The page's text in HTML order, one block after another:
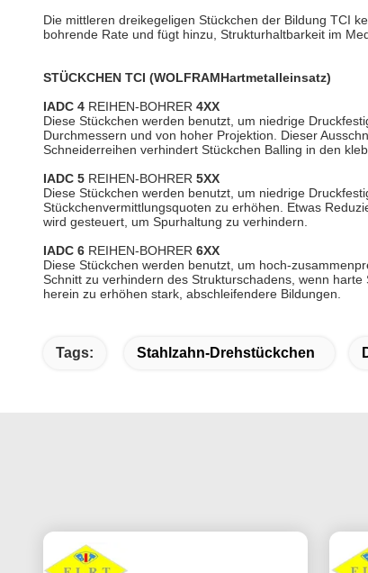
Die mittleren dreikegeligen Stückchen der Bildung TCI
bohrende Rate und fügt hinzu, Strukturhaltbarkeit im
STÜCKCHEN TCI (WOLFRAMHartmetalleinsatz)
IADC 4 REIHEN-BOHRER 4XX
Diese Stückchen werden benutzt, um niedrige
Durchmessern und von hoher Projektion. Dieser
Schneiderreihen verhindert Stückchen Balling in den
IADC 5 REIHEN-BOHRER 5XX
Diese Stückchen werden benutzt, um niedrige
Stückchenvermittlungsquoten zu erhöhen. Etwas
wird gesteuert, um Spurhaltung zu verhindern.
IADC 6 REIHEN-BOHRER 6XX
Diese Stückchen werden benutzt, um hoch-
Schnitt zu verhindern des Strukturschadens, wenn
herein zu erhöhen stark, abschleifendere Bildungen.
Tags: Stahlzahn-Drehstückchen